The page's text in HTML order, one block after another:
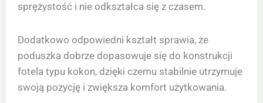
sprężystość i nie odkształca się z czasem.
Dodatkowo odpowiedni kształt sprawia, że
poduszka dobrze dopasowuje się do konstrukcji
fotela typu kokon, dzięki czemu stabilnie utrzymuje
swoją pozycję i zwiększa komfort użytkowania.